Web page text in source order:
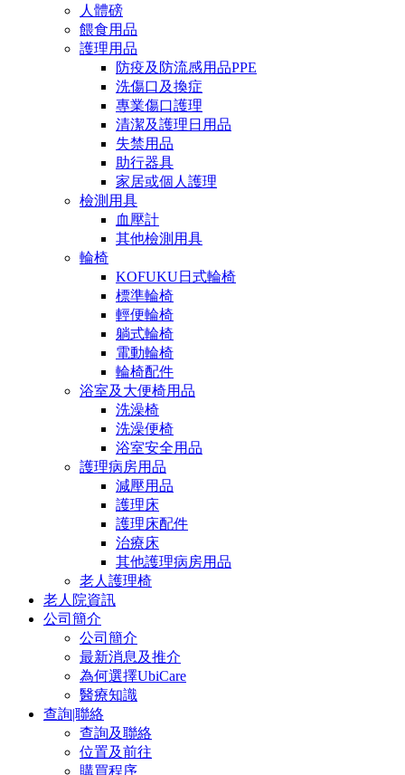
人體磅
餵食用品
護理用品
防疫及防流感用品PPE
洗傷口及換症
專業傷口護理
清潔及護理日用品
失禁用品
助行器具
家居或個人護理
檢測用具
血壓計
其他檢測用具
輪椅
KOFUKU日式輪椅
標準輪椅
輕便輪椅
躺式輪椅
電動輪椅
輪椅配件
浴室及大便椅用品
洗澡椅
洗澡便椅
浴室安全用品
護理病房用品
減壓用品
護理床
護理床配件
治療床
其他護理病房用品
老人護理椅
老人院資訊
公司簡介
公司簡介
最新消息及推介
為何選擇UbiCare
醫療知識
查詢|聯絡
查詢及聯絡
位置及前往
購買程序